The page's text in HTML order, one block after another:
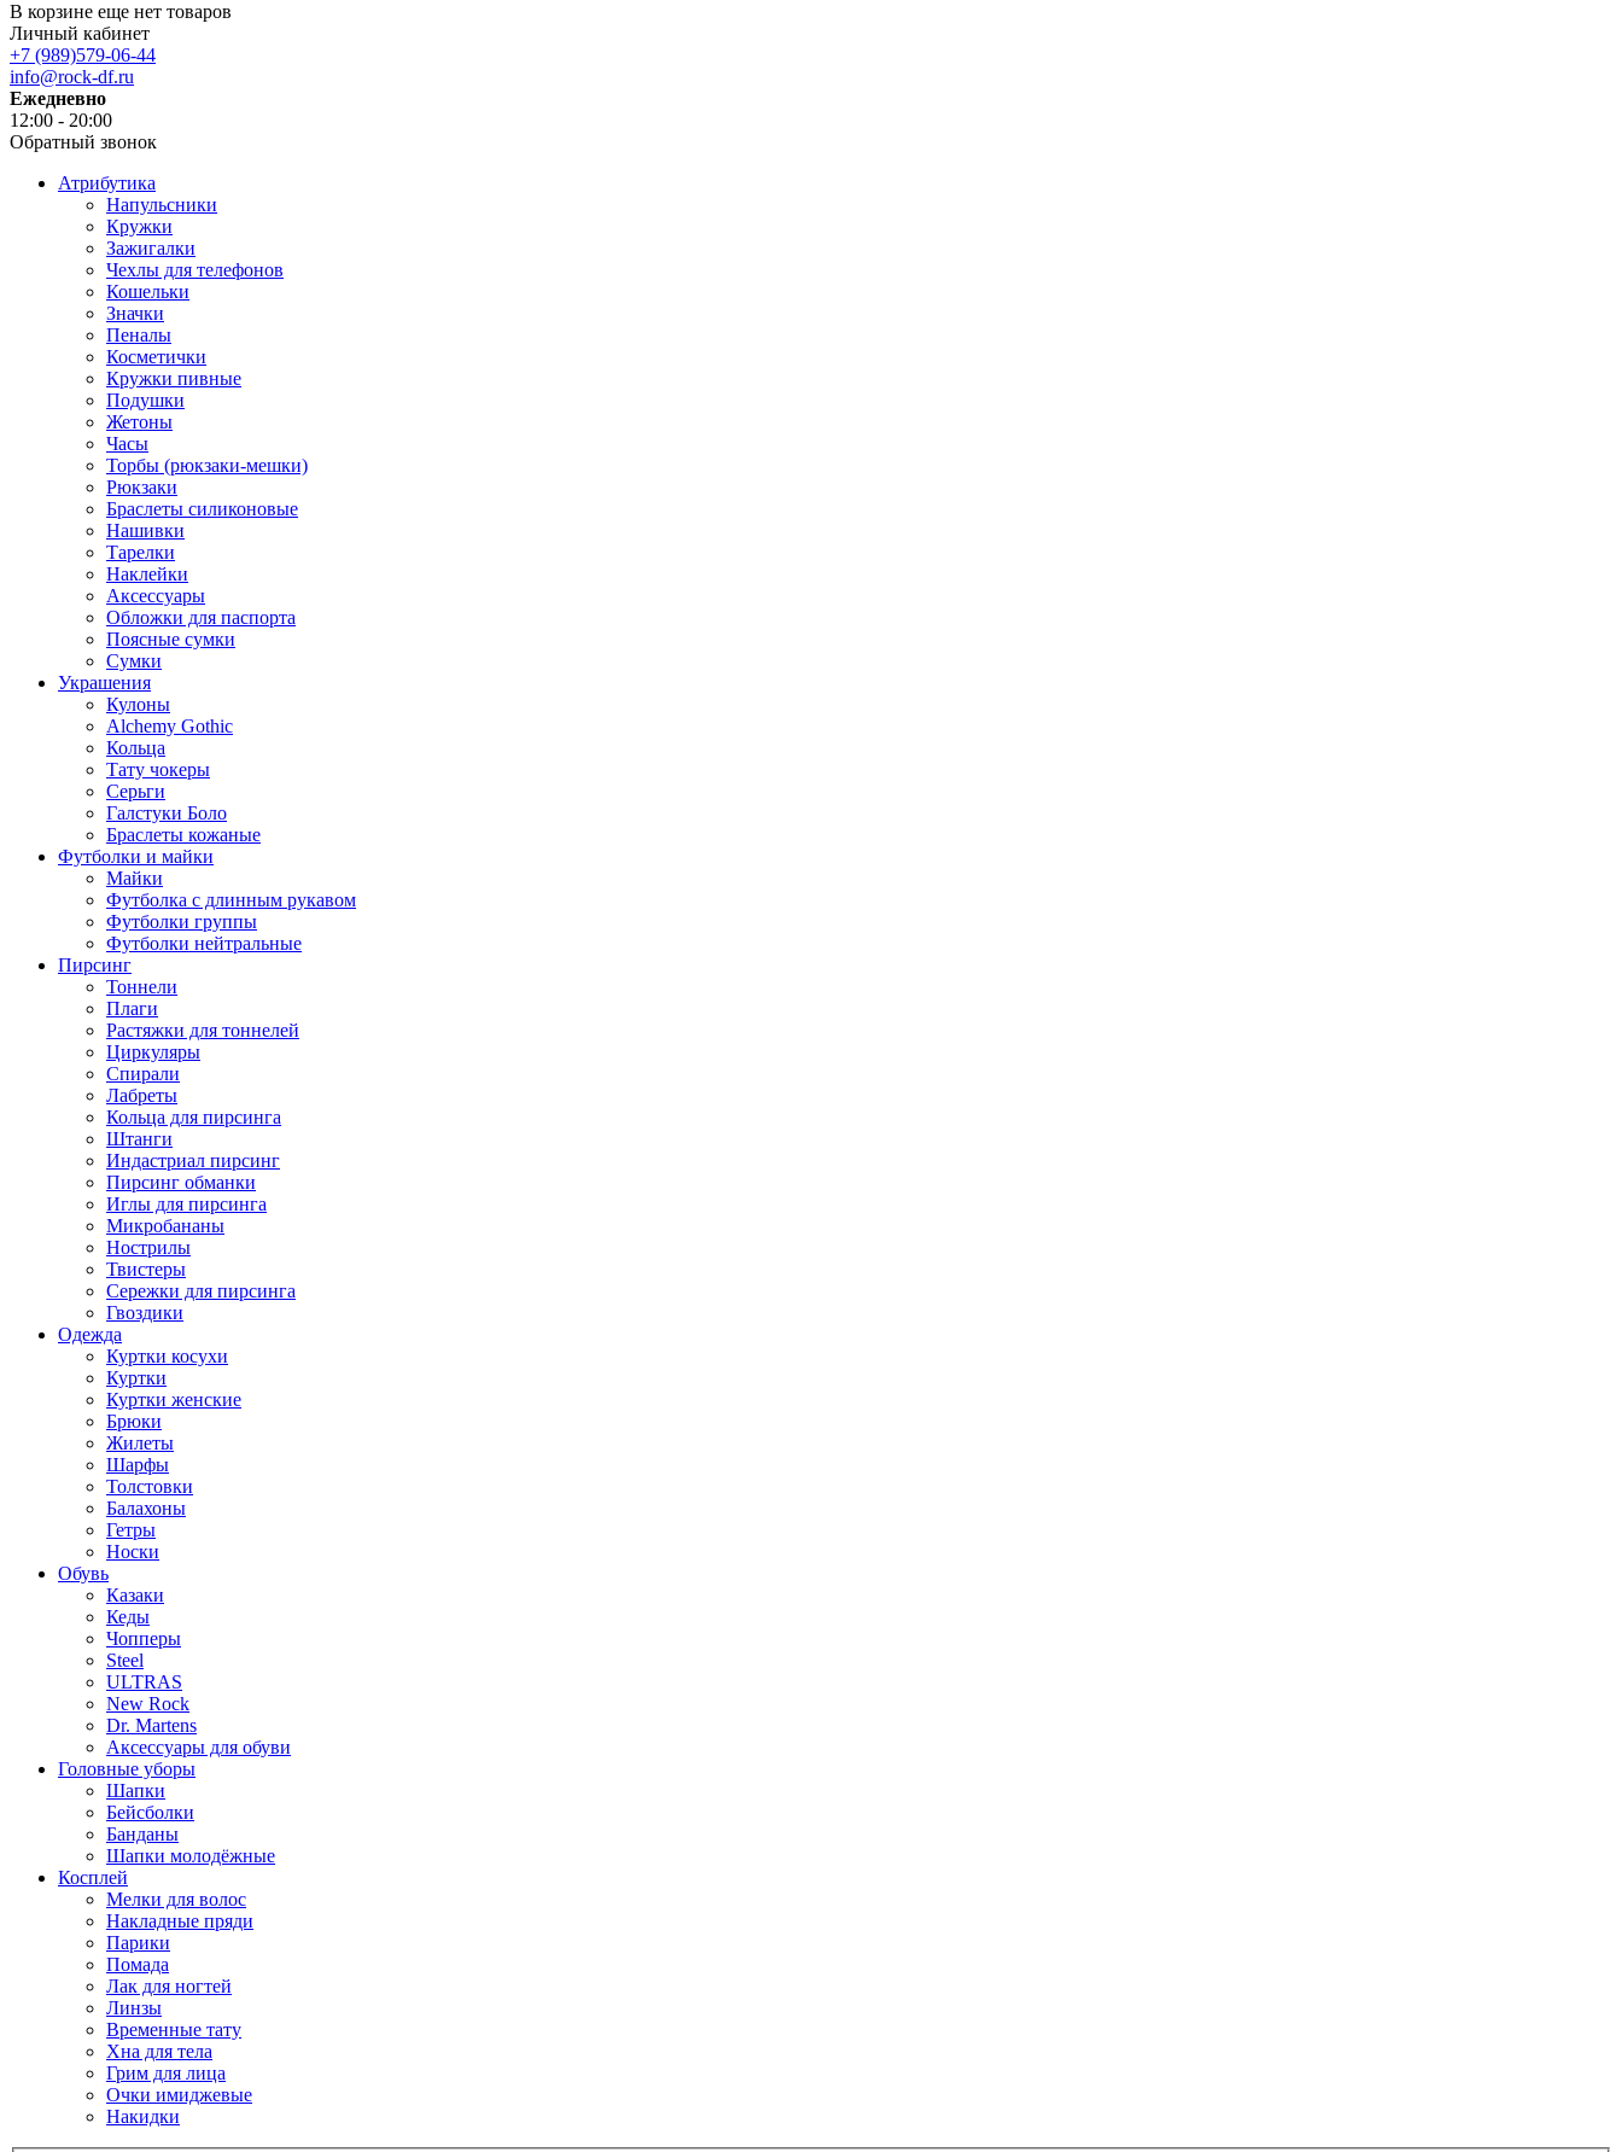
В корзине еще нет товаров
Личный кабинет
+7 (989)579-06-44
info@rock-df.ru
Ежедневно
12:00 - 20:00
Обратный звонок
Атрибутика
Напульсники
Кружки
Зажигалки
Чехлы для телефонов
Кошельки
Значки
Пеналы
Косметички
Кружки пивные
Подушки
Жетоны
Часы
Торбы (рюкзаки-мешки)
Рюкзаки
Браслеты силиконовые
Нашивки
Тарелки
Наклейки
Аксессуары
Обложки для паспорта
Поясные сумки
Сумки
Украшения
Кулоны
Alchemy Gothic
Кольца
Тату чокеры
Серьги
Галстуки Боло
Браслеты кожаные
Футболки и майки
Майки
Футболка с длинным рукавом
Футболки группы
Футболки нейтральные
Пирсинг
Тоннели
Плаги
Растяжки для тоннелей
Циркуляры
Спирали
Лабреты
Кольца для пирсинга
Штанги
Индастриал пирсинг
Пирсинг обманки
Иглы для пирсинга
Микробананы
Нострилы
Твистеры
Сережки для пирсинга
Гвоздики
Одежда
Куртки косухи
Куртки
Куртки женские
Брюки
Жилеты
Шарфы
Толстовки
Балахоны
Гетры
Носки
Обувь
Казаки
Кеды
Чопперы
Steel
ULTRAS
New Rock
Dr. Martens
Аксессуары для обуви
Головные уборы
Шапки
Бейсболки
Банданы
Шапки молодёжные
Косплей
Мелки для волос
Накладные пряди
Парики
Помада
Лак для ногтей
Линзы
Временные тату
Хна для тела
Грим для лица
Очки имиджевые
Накидки